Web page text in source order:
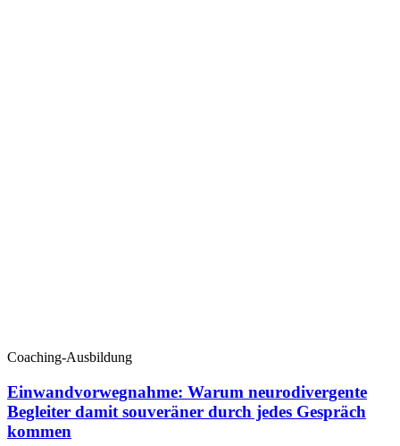
Coaching-Ausbildung
Einwandvorwegnahme: Warum neurodivergente
Begleiter damit souveräner durch jedes Gespräch
kommen